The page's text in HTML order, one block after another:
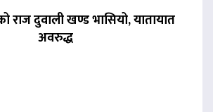
राज दुवाली खण्ड भासियो, यातायात
अवरुद्ध